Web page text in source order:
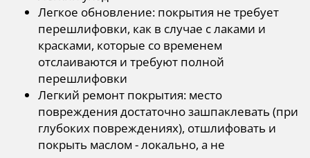
Легкое обновление: покрытия не требует
перешлифовки, как в случае с лаками и
красками, которые со временем
отслаиваются и требуют полной
перешлифовки
Легкий ремонт покрытия: место
повреждения достаточно зашпаклевать (при
глубоких повреждениях), отшлифовать и
покрыть маслом - локально, а не